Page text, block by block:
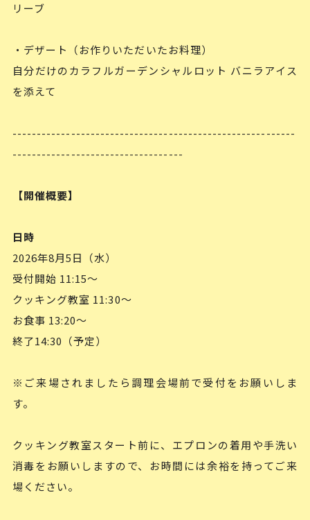
リーブ
・デザート（お作りいただいたお料理）
自分だけのカラフルガーデンシャルロット バニラアイス
を添えて
----------------------------------------------------------
-----------------------------------
【開催概要】
日時
2026年8月5日（水）
受付開始 11:15～
クッキング教室 11:30～
お食事 13:20～
終了14:30（予定）
※ご来場されましたら調理会場前で受付をお願いしま
す。
クッキング教室スタート前に、エプロンの着用や手洗い
消毒をお願いしますので、お時間には余裕を持ってご来
場ください。